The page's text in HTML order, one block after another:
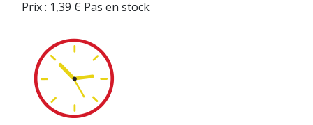
Prix : 1,39 € Pas en stock